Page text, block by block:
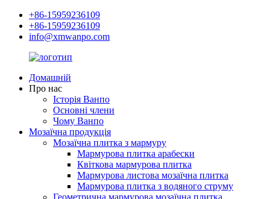
+86-15959236109
+86-15959236109
info@xmwanpo.com
Домашній
Про нас
Історія Ванпо
Основні члени
Чому Ванпо
Мозаїчна продукція
Мозаїчна плитка з мармуру
Мармурова плитка арабески
Квіткова мармурова плитка
Мармурова листова мозаїчна плитка
Мармурова плитка з водяного струму
Геометрична мармурова мозаїчна плитка